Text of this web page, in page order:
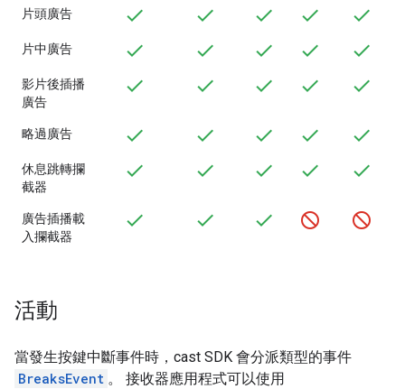
片頭廣告
片中廣告
影片後插播
廣告
略過廣告
休息跳轉攔
截器
廣告插播載
入攔截器
活動
當發生按鍵中斷事件時，cast SDK 會分派類型的事件
BreaksEvent 。 接收器應用程式可以使用